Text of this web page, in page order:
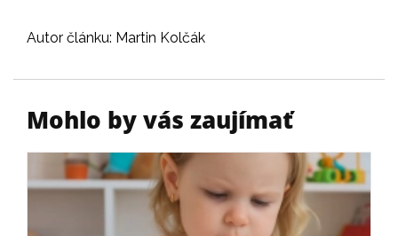
Autor článku: Martin Kolčák
Mohlo by vás zaujímať